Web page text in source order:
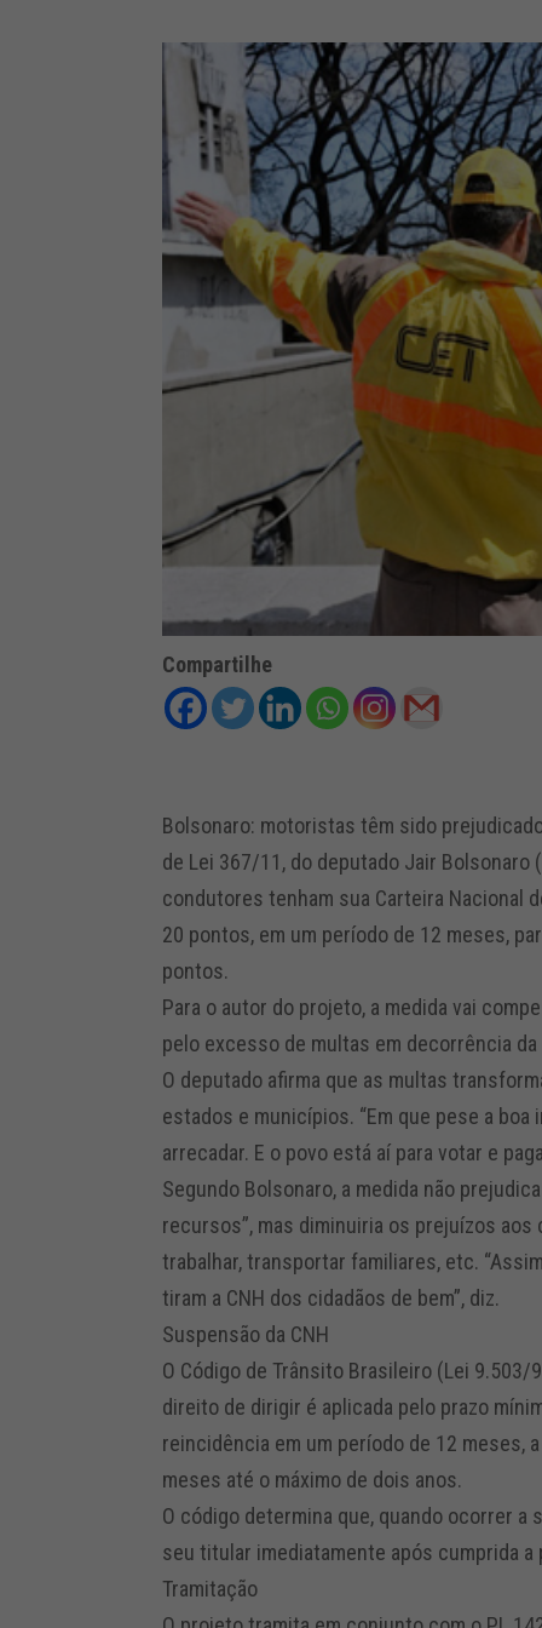
Compartilhe
Bolsonaro: motoristas têm sido
de Lei 367/11, do deputado Jair Bolsonaro
condutores tenham sua Carteira Nacional
20 pontos, em um período de 12 meses,
pontos.
Para o autor do projeto, a medida vai
pelo excesso de multas em decorrência
O deputado afirma que as multas
estados e municípios. “Em que pese a
arrecadar. E o povo está aí para votar e
Segundo Bolsonaro, a medida não
recursos”, mas diminuiria os prejuízos
trabalhar, transportar familiares, etc.
tiram a CNH dos cidadãos de bem”, diz.
Suspensão da CNH
O Código de Trânsito Brasileiro (Lei
direito de dirigir é aplicada pelo prazo
reincidência em um período de 12 meses,
meses até o máximo de dois anos.
O código determina que, quando ocorrer a
seu titular imediatamente após cumprida a
Tramitação